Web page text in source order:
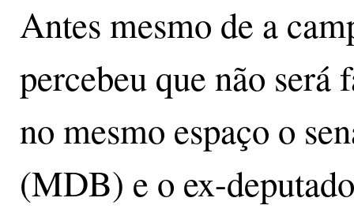
Antes mesmo de a
percebeu que não
no mesmo espaço o
(MDB) e o ex-